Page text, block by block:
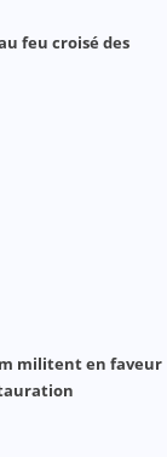
feu croisé des
militent en faveur